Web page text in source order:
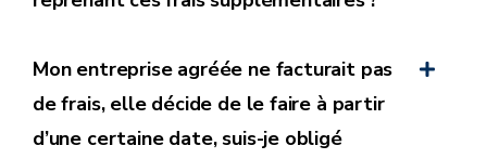
Mon entreprise agréée ne facturait pas
de frais, elle décide de le faire à partir
d’une certaine date, suis-je obligé